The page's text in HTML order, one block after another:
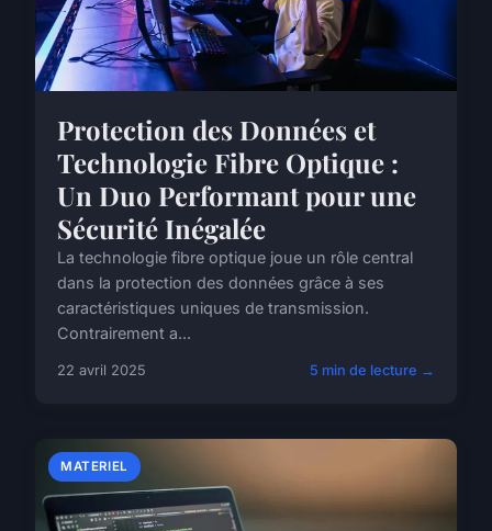
Protection des Données et
Technologie Fibre Optique :
Un Duo Performant pour une
Sécurité Inégalée
La technologie fibre optique joue un rôle central
dans la protection des données grâce à ses
caractéristiques uniques de transmission.
Contrairement a...
22 avril 2025 5 min de lecture →
MATERIEL